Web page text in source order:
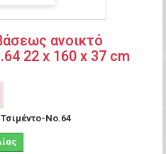
ανοικτό
22 x 160 x 37 cm
Νο.64